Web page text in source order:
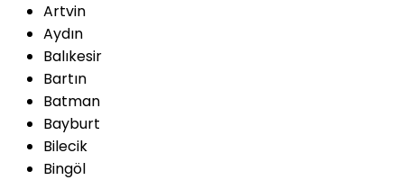
Artvin
Aydın
Balıkesir
Bartın
Batman
Bayburt
Bilecik
Bingöl